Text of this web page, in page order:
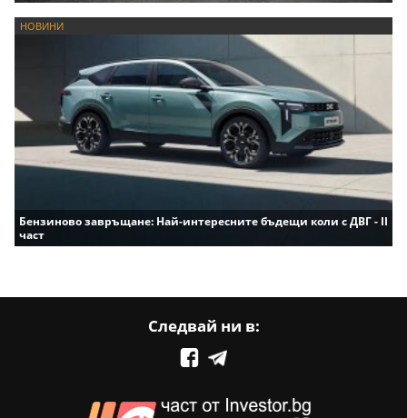
НОВИНИ
Бензиново завръщане: Най-интересните бъдещи коли с ДВГ - II
част
Следвай ни в: